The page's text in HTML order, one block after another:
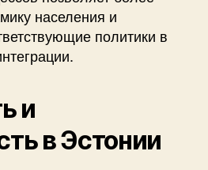
населения и
политики в
и
в Эстонии